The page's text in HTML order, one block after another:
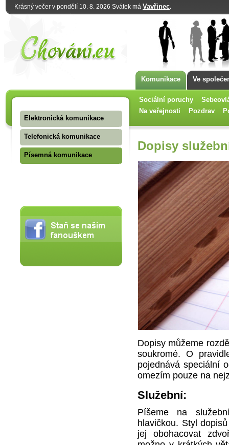
Krásný večer v pondělí 10. 8. 2026 Svátek má Vavřinec.
Komunikace Ve
Sociální poruchy
Na veřejnosti
Pozdrav
Elektronická komunikace
Telefonická komunikace
Písemná komunikace
Dopisy
Dopisy můžeme
soukromé. O
pojednává speciální
omezím pouze na
Služební:
Píšeme na
hlavičkou. Styl
jej obohacovat